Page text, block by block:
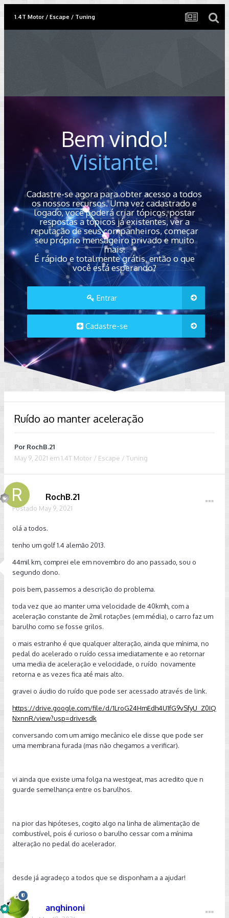
1.4T Motor / Escape / Tuning
Bem vindo!
Visitante!
Cadastre-se agora para obter acesso a todos
os nossos recursos. Uma vez cadastrado e
logado, você poderá criar tópicos, postar
respostas a tópicos já existentes, ver a
reputação de seus companheiros, começar
seu próprio mensageiro privado e muito
mais.
É rápido e totalmente grátis, então o que
você está esperando?
Entrar
Cadastre-se
Ruído ao manter aceleração
Por RochB.21
May 9, 2021 em1.4T Motor / Escape / Tuning
RochB.21
Postado May 9, 2021
olá a todos.
tenho um golf 1.4 alemão 2013.
44mil km, comprei ele em novembro do ano passado, sou o
segundo dono.
pois bem, passemos a descrição do problema.
toda vez que ao manter uma velocidade de 40kmh, com a
aceleração constante de 2mil rotações (em média), o carro faz um
barulho como se fosse grilos.
o mais estranho é que qualquer alteração, ainda que mínima, no
pedal do acelerado o ruído cessa imediatamente e ao retornar
uma media de aceleração e velocidade, o ruído novamente
retorna e as vezes fica até mais alto.
gravei o áudio do ruído que pode ser acessado através de link.
https://drive.google.com/file/d/1LroG24HmEdh4U1fG9vSfyU_Z0IQ
NxnnR/view?usp=drivesdk
conversando com um amigo mecânico ele disse que pode ser
uma membrana furada (mas não chegamos a verificar).
vi ainda que existe uma folga na westgeat, mas acredito que n
guarde semelhança entre os barulhos.
na pior das hipóteses, cogito algo na linha de alimentação de
combustível, pois é curioso o barulho cessar com a mínima
alteração no pedal do acelerador.
desde já agradeço a todos que se disponham a a ajudar!
anghinoni